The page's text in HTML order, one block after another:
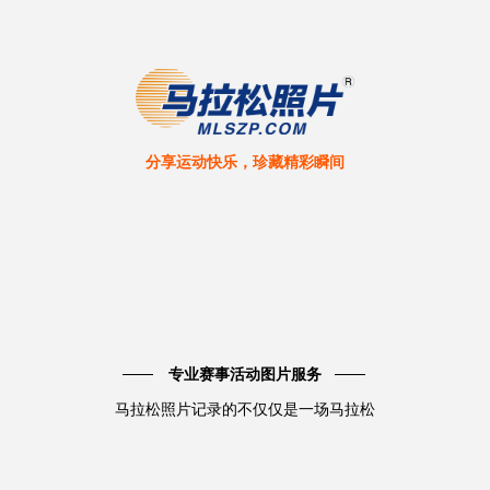
分享运动快乐，珍藏精彩瞬间
专业赛事活动图片服务
马拉松照片记录的不仅仅是一场马拉松